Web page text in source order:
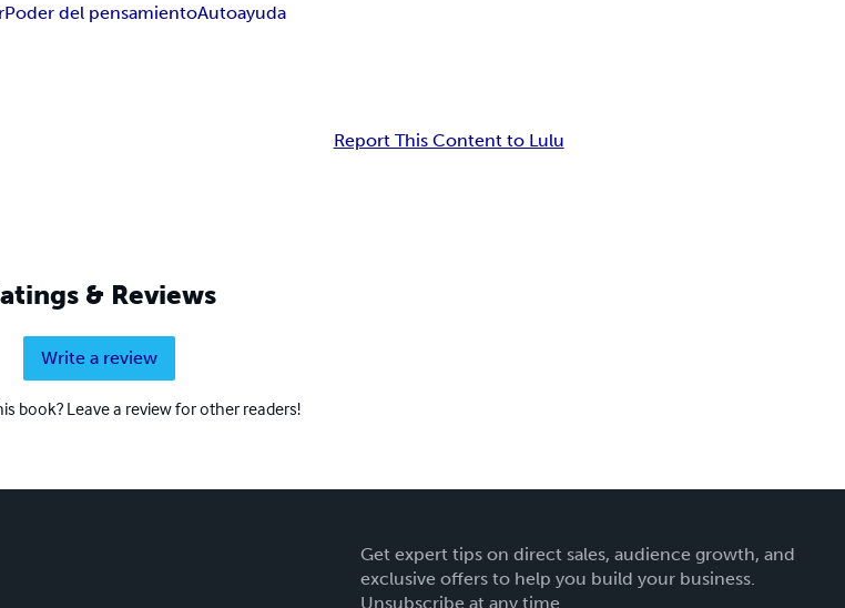
Poder del pensamientoAutoayuda
Report This Content to Lulu
& Reviews
Write a review
book? Leave a review for other readers!
Get expert tips on direct sales, audience growth, and
exclusive offers to help you build your business.
Unsubscribe at any time.